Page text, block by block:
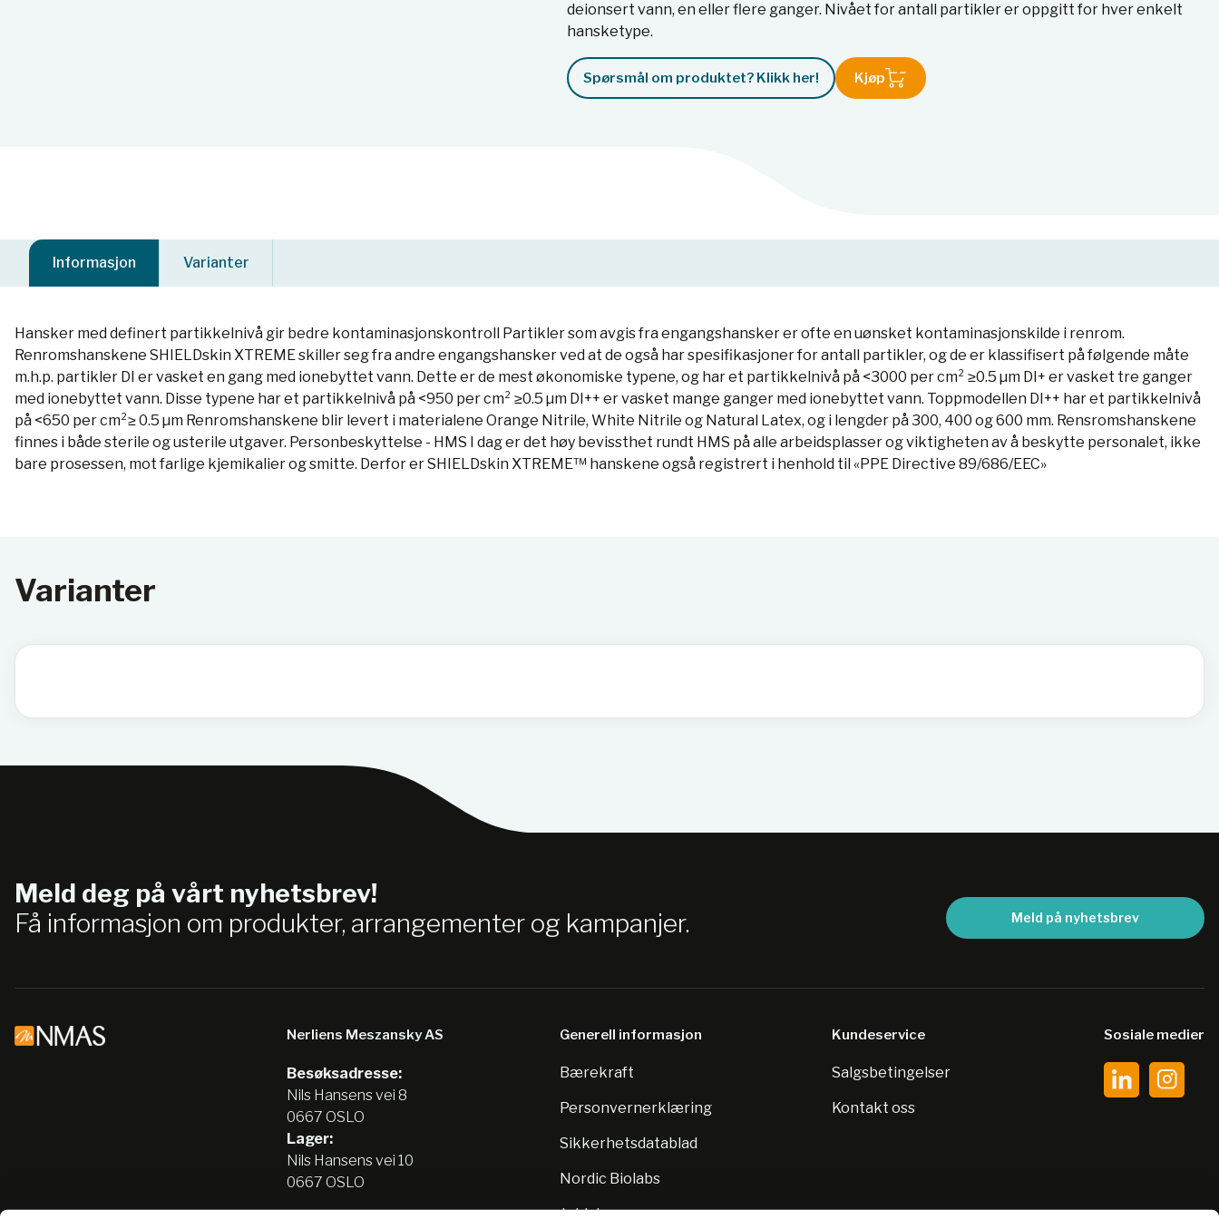
deionsert vann, en eller flere ganger. Nivået for antall partikler er oppgitt for hver enkelt
hansketype.
Spørsmål om produktet? Klikk her! Kjøp
Informasjon Varianter
Hansker med definert partikkelnivå gir bedre kontaminasjonskontroll Partikler som avgis fra engangshansker er ofte en uønsket kontaminasjonskilde i renrom.
Renromshanskene SHIELDskin XTREME skiller seg fra andre engangshansker ved at de også har spesifikasjoner for antall partikler, og de er klassifisert på følgende måte
m.h.p. partikler DI er vasket en gang med ionebyttet vann. Dette er de mest økonomiske typene, og har et partikkelnivå på <3000 per cm² ≥0.5 µm DI+ er vasket tre ganger
med ionebyttet vann. Disse typene har et partikkelnivå på <950 per cm² ≥0.5 µm DI++ er vasket mange ganger med ionebyttet vann. Toppmodellen DI++ har et partikkelnivå
på <650 per cm²≥ 0.5 µm Renromshanskene blir levert i materialene Orange Nitrile, White Nitrile og Natural Latex, og i lengder på 300, 400 og 600 mm.​​ Rensromshanskene
finnes i både sterile og usterile utgaver. Personbeskyttelse - HMS I dag er det høy bevissthet rundt HMS på alle arbeidsplasser og viktigheten av å beskytte personalet, ikke
bare prosessen, mot farlige kjemikalier og smitte. Derfor er SHIELDskin XTREME™ hanskene også registrert i henhold til «PPE Directive 89/686/EEC»
Varianter
Meld deg på vårt nyhetsbrev!
Få informasjon om produkter, arrangementer og kampanjer.
Meld på nyhetsbrev
Nerliens Meszansky AS
Besøksadresse:
Nils Hansens vei 8
0667 OSLO
Lager:
Nils Hansens vei 10
0667 OSLO
Generell informasjon
Bærekraft
Personvernerklæring
Sikkerhetsdatablad
Nordic Biolabs
Jobb hos oss
Kundeservice
Salgsbetingelser
Kontakt oss
Sosiale medier